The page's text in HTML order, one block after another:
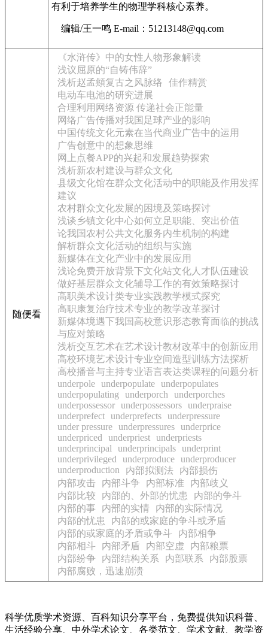
有利于培养学生的物理学科核心素养。
编辑/王一鸣 E-mail：51213148@qq.com
随便看
《水浒传》中的女性人物形象解读
浅议屈原的“自铸伟辞”
浅析赵孟頫复古之风脉络
佳作精赏
电动车电池的研究进展
合理利用网络资源 传递社会正能量
网络广告传播对我国足球产业的影响
中国传统文化元素在当代商业广告中的运用
广告创意中的想象思维
网上点餐APP的兴起和发展趋势探索
浅析新农村建设与群众文化
县级文化馆在群众文化活动中的职能及作用发挥
建议
农村群众文化发展的困境及策略探讨
浅谈乡镇文化中心如何立足职能、突出价值
论我国农村公共文化服务内生机制的构建
解析群众文化活动的组织与实施
新媒体在文化产业中的发展应用
浅论免费开放背景下文化站文化人才队伍建设
做好基层群众文化辅导工作的有效策略探讨
高职美术设计类专业实践教学模式探究
高职康复治疗技术专业的教学改革探讨
新媒体境遇下我国高校意识形态教育面临的挑战
与应对策略
浅析交互艺术在艺术设计教材改革中的创新应用
高校环境艺术设计专业空间造型训练方法探析
高校播音与主持专业语言表达类课程的问题分析
underpole underpopulate underpopulates
underpopulating
underporch
underporches
underpossessor underpossessors underpraise
underprefect underprefects underpressure
under pressure underpressures underprice
underpriced
underpriest underpriests
underprincipal
underprincipals underprint
underprivileged
underproduce underproducer
underproduction
内部拟测法
内部损伤
内部攻击
内部斗争 内部标准
内部歧义
内部比较
内部的、外部的忧患
内部的争斗
内部的事
内部的实情
内部的实际情况
内部的忧患
内部的或家庭的争斗或矛盾
内部的或家庭的矛盾或争斗
内部相争
内部相斗
内部矛盾 内部空虚
内部粮票
内部纷争
内部结构关系 内部联系
内部股票
内部腐败，迅速崩溃
科学优质学术资源、百科知识分享平台，免费提供知识科普、
生活经验分享、中外学术论文、各类范文、学术文献、教学资